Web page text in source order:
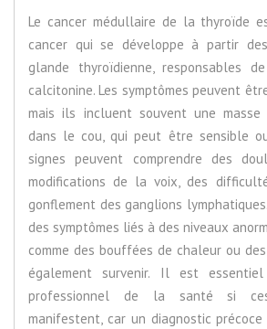
Le cancer médullaire de la thyroïde
cancer qui se développe à partir
glande thyroïdienne, responsables
calcitonine. Les symptômes peuvent
mais ils incluent souvent une
dans le cou, qui peut être sensible ou
signes peuvent comprendre des
modifications de la voix, des
gonflement des ganglions
des symptômes liés à des niveaux
comme des bouffées de chaleur ou
également survenir. Il est
professionnel de la santé si
manifestent, car un diagnostic